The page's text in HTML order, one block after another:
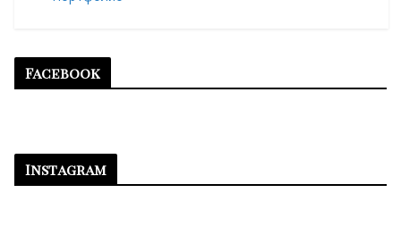
Facebook
Instagram